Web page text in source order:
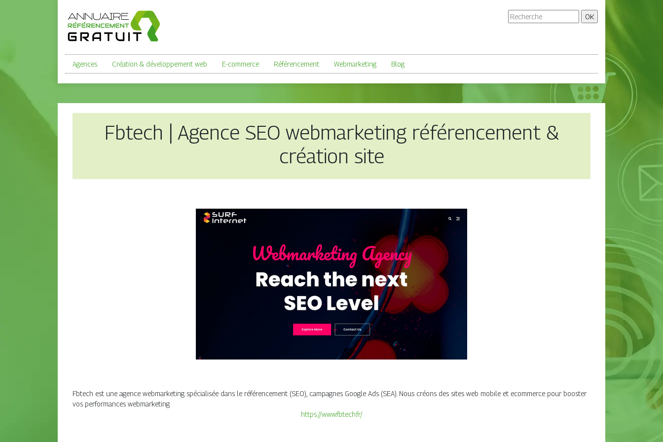
Agences Création & développement web E-commerce Référencement Webmarketing Blog
Fbtech | Agence SEO web­mar­ke­ting référen­ce­ment &
création site
Fbtech est une agence webmarketing spécialisée dans le référencement (SEO), campagnes Google Ads (SEA). Nous créons des sites web mobile et ecommerce pour booster
vos performances webmarketing
https://www.fbtech.fr/